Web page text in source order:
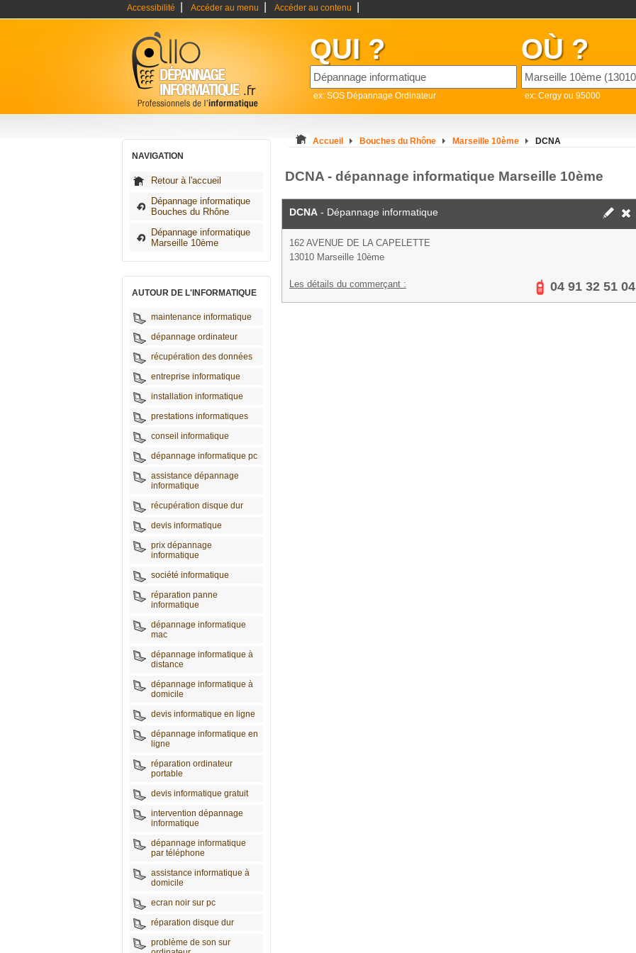
Accessibilité Accéder au menu Accéder au contenu
QUI ?
ex: SOS Dépannage Ordinateur
OÙ ?
ex: Cergy ou 95000
NAVIGATION
Retour à l'accueil
Dépannage informatique
Bouches du Rhône
Dépannage informatique
Marseille 10ème
AUTOUR DE L'INFORMATIQUE
maintenance informatique
dépannage ordinateur
récupération des données
entreprise informatique
installation informatique
prestations informatiques
conseil informatique
dépannage informatique pc
assistance dépannage
informatique
récupération disque dur
devis informatique
prix dépannage
informatique
société informatique
réparation panne
informatique
dépannage informatique
mac
dépannage informatique à
distance
dépannage informatique à
domicile
devis informatique en ligne
dépannage informatique en
ligne
réparation ordinateur
portable
devis informatique gratuit
intervention dépannage
informatique
dépannage informatique
par téléphone
assistance informatique à
domicile
ecran noir sur pc
réparation disque dur
problème de son sur
Accueil Bouches du Rhône Marseille 10ème DCNA
DCNA - dépannage informatique Marseille 10ème
DCNA - Dépannage informatique
162 AVENUE DE LA CAPELETTE
13010 Marseille 10ème
Les détails du commerçant : 04 91 32 51 04